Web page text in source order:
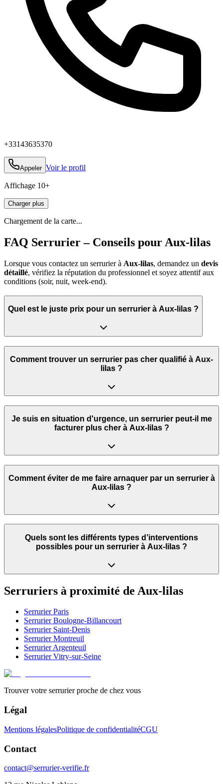
+33143635370
Appeler Voir le profil
Affichage 10+
Charger plus
Chargement de la carte...
FAQ Serrurier – Conseils pour Aux-lilas
Lorsque vous contactez un serrurier à Aux-lilas, demandez un devis
détaillé, vérifiez la réputation du professionnel et soyez attentif aux
conditions (soir, nuit, week‑end).
Quel est le juste prix pour un serrurier à Aux-lilas ?
Comment trouver un serrurier pas cher qualifié à Aux-
lilas ?
Je suis en situation d'urgence, un serrurier peut‑il me
facturer plus cher à Aux-lilas ?
Comment éviter de me faire arnaquer par un serrurier à
Aux-lilas ?
Quels sont les différents types d’interventions
possibles pour un serrurier à Aux-lilas ?
Serruriers à proximité de Aux-lilas
SerrurierParis
SerrurierBoulogne-Billancourt
Serrurier Saint-Denis
SerrurierMontreuil
SerrurierArgenteuil
SerrurierVitry-sur-Seine
Trouver votre serrurier proche de chez vous
Légal
Mentions légalesPolitique de confidentialitéCGU
Contact
contact@serrurier-verifie.fr